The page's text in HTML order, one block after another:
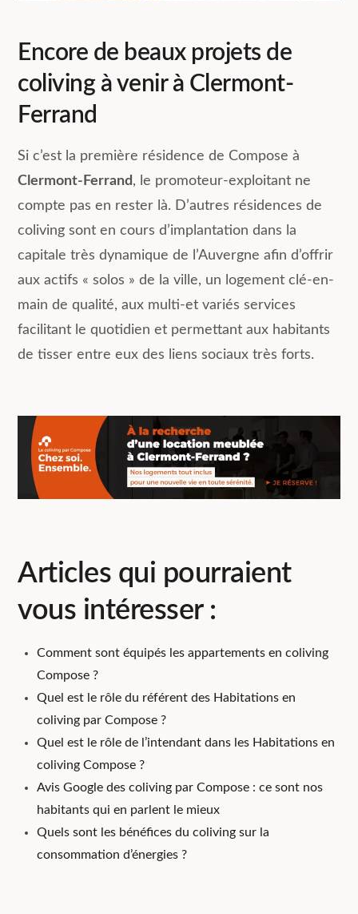
Encore de beaux projets de
coliving à venir à Clermont-
Ferrand
Si c’est la première résidence de Compose à
Clermont-Ferrand , le promoteur-exploitant ne
compte pas en rester là. D’autres résidences de
coliving sont en cours d’implantation dans la
capitale très dynamique de l’Auvergne afin d’offrir
aux actifs « solos » de la ville, un logement clé-en-
main de qualité, aux multi-et variés services
facilitant le quotidien et permettant aux habitants
de tisser entre eux des liens sociaux très forts.
Articles qui pourraient
vous intéresser :
Comment sont équipés les appartements en coliving
Compose ?
Quel est le rôle du référent des Habitations en
coliving par Compose ?
Quel est le rôle de l’intendant dans les Habitations en
coliving Compose ?
Avis Google des coliving par Compose : ce sont nos
habitants qui en parlent le mieux
Quels sont les bénéfices du coliving sur la
consommation d’énergies ?